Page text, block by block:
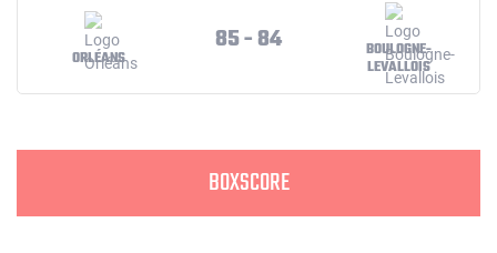
ORLÉANS
85 - 84
BOULOGNE-
LEVALLOIS
BOXSCORE